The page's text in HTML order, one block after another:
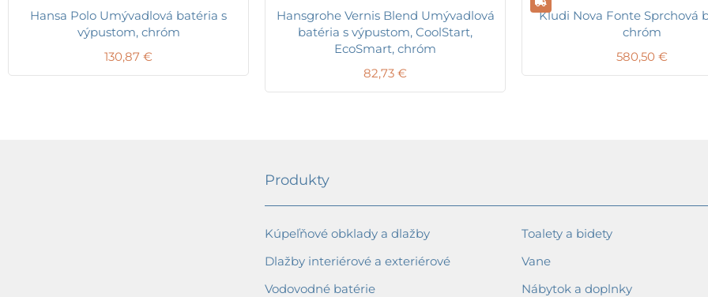
Hansa Polo Umývadlová batéria s
výpustom, chróm
130,87 €
Hansgrohe Vernis Blend Umývadlová
batéria s výpustom, CoolStart,
EcoSmart, chróm
82,73 €
Kludi Nova Fonte Sprchová
chróm
580,50 €
Produkty
Kúpeľňové obklady a dlažby
Dlažby interiérové a exteriérové
Vodovodné batérie
Toalety a bidety
Vane
Nábytok a doplnky